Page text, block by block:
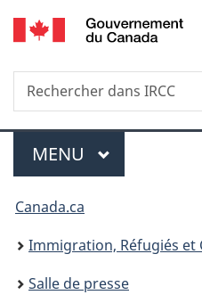
Recherche
Rechercher
dans
Menu
MENU PRINCIPAL
Vous
êtes
ici :
Canada.ca
Immigration, Réfugiés et
Salle de presse